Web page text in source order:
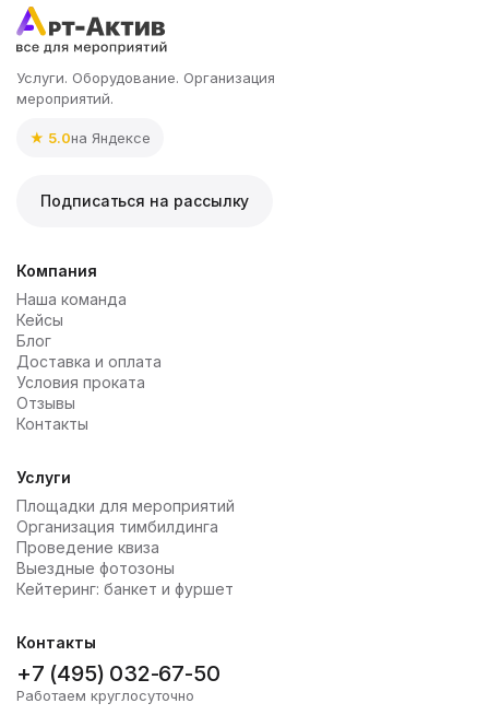
Услуги. Оборудование. Организация
мероприятий.
★ 5.0на Яндексе
Подписаться на рассылку
Компания
Наша команда
Кейсы
Блог
Доставка и оплата
Условия проката
Отзывы
Контакты
Услуги
Площадки для мероприятий
Организация тимбилдинга
Проведение квиза
Выездные фотозоны
Кейтеринг: банкет и фуршет
Контакты
+7 (495) 032-67-50
Работаем круглосуточно